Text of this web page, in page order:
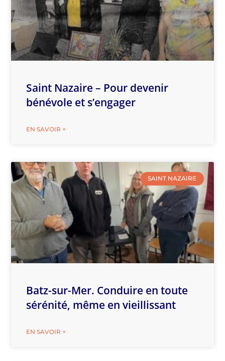
Saint Nazaire – Pour devenir
bénévole et s’engager
EN SAVOIR +
SAINT NAZAIRE
Batz-sur-Mer. Conduire en toute
sérénité, même en vieillissant
EN SAVOIR +